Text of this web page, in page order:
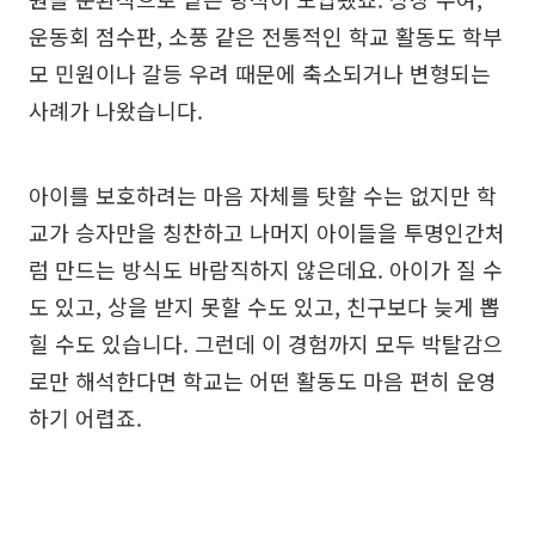
운동회 점수판, 소풍 같은 전통적인 학교 활동도 학부
모 민원이나 갈등 우려 때문에 축소되거나 변형되는
사례가 나왔습니다.
아이를 보호하려는 마음 자체를 탓할 수는 없지만 학
교가 승자만을 칭찬하고 나머지 아이들을 투명인간처
럼 만드는 방식도 바람직하지 않은데요. 아이가 질 수
도 있고, 상을 받지 못할 수도 있고, 친구보다 늦게 뽑
힐 수도 있습니다. 그런데 이 경험까지 모두 박탈감으
로만 해석한다면 학교는 어떤 활동도 마음 편히 운영
하기 어렵죠.